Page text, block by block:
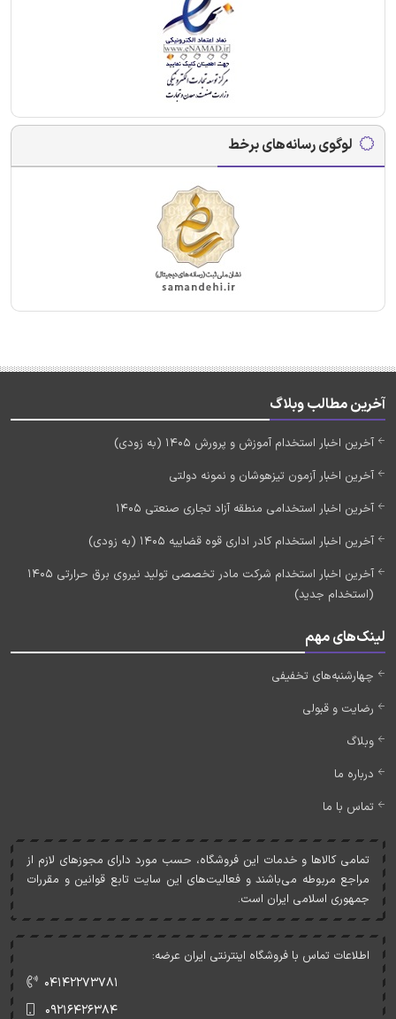
لوگوی رسانه‌های برخط
آخرین مطالب وبلاگ
آخرین اخبار استخدام آموزش و پرورش 1405 (به زودی)
آخرین اخبار آزمون تیزهوشان و نمونه دولتی
آخرین اخبار استخدامی منطقه آزاد تجاری صنعتی 1405
آخرین اخبار استخدام کادر اداری قوه قضاییه 1405 (به زودی)
آخرین اخبار استخدام شرکت مادر تخصصی تولید نیروی برق حرارتی 1405
(استخدام جدید)
لینک‌های مهم
چهارشنبه‌های تخفیفی
رضایت و قبولی
وبلاگ
درباره ما
تماس با ما
تمامی کالاها و خدمات اين فروشگاه، حسب مورد دارای مجوزهای لازم از
مراجع مربوطه می‌باشند و فعاليت‌های اين سايت تابع قوانين و مقررات
جمهوری اسلامی ايران است.
اطلاعات تماس با فروشگاه اینترنتی ایران عرضه:
۰۴۱۴۲۲۷۳۷۸۱
۰۹۲۱۶۴۲۶۳۸۴